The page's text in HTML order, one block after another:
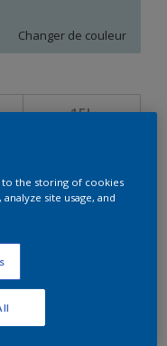
Changer de couleur
15L
Calculer
to the storing of cookies
site usage, and